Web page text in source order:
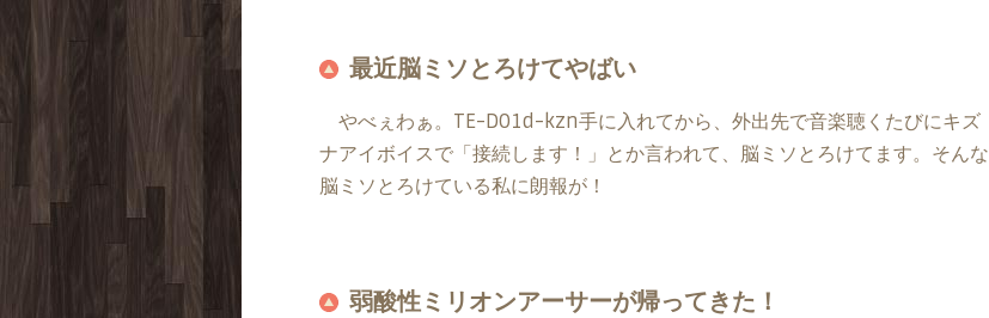
最近脳ミソとろけてやばい
やべぇわぁ。TE-D01d-kzn手に入れてから、外出先で音楽聴くたびにキズ
ナアイボイスで「接続します！」とか言われて、脳ミソとろけてます。そんな
脳ミソとろけている私に朗報が！
弱酸性ミリオンアーサーが帰ってきた！